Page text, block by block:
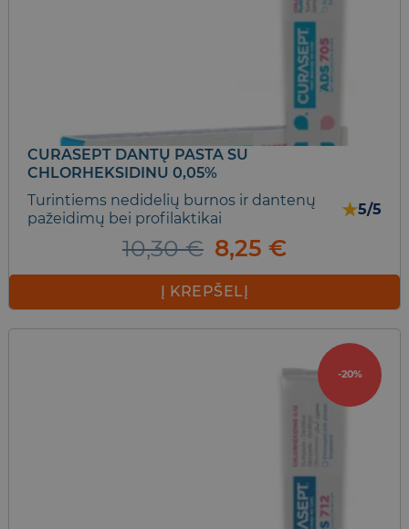
CURASEPT DANTŲ PASTA SU
CHLORHEKSIDINU 0,05%
Turintiems nedidelių burnos ir dantenų
pažeidimų bei profilaktikai
★5/5
10,30€ Original
price
was:
10,30 €.
8,25 €Current
price
8,25 €.
Į KREPŠELĮ
-20%